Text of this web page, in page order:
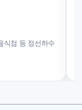
식점 등 정선하수